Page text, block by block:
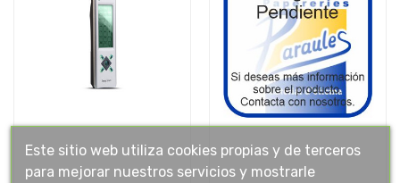
Este sitio web utiliza cookies propias y de terceros
para mejorar nuestros servicios y mostrarle